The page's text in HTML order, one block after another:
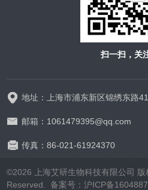
扫一扫，关
地址：上海市浦东新区锦绣东路
邮箱：1061479395@qq.com
传真：86-021-61924370
©2026 上海艾研生物科技有限公司 版
Reserved. 备案号：沪ICP备